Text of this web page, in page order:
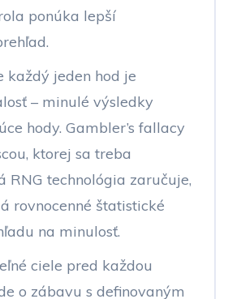
ponúka lepší
každý jeden hod je
– minulé výsledky
hody. Gambler’s fallacy
ktorej sa treba
RNG technológia zaručuje,
rovnocenné štatistické
na minulosť.
ciele pred každou
o zábavu s definovaným